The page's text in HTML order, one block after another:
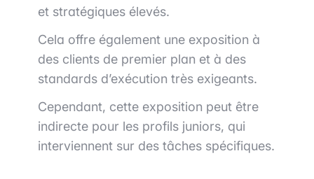
et stratégiques élevés.
Cela offre également une exposition à
des clients de premier plan et à des
standards d’exécution très exigeants.
Cependant, cette exposition peut être
indirecte pour les profils juniors, qui
interviennent sur des tâches spécifiques.